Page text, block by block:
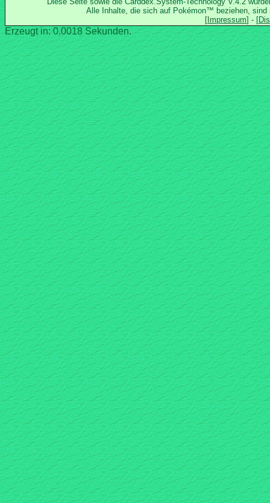
Alle Inhalte, die sich auf Pokémon™ beziehen, sind
Erzeugt in: 0.0018 Sekunden.